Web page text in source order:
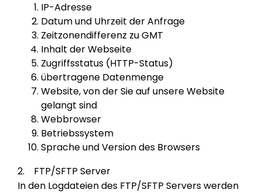
IP-Adresse
Datum und Uhrzeit der Anfrage
Zeitzonendifferenz zu GMT
Inhalt der Webseite
Zugriffsstatus (HTTP-Status)
übertragene Datenmenge
Website, von der Sie auf unsere Website
gelangt sind
Webbrowser
Betriebssystem
Sprache und Version des Browsers
2. FTP/SFTP Server
In den Logdateien des FTP/SFTP Servers werden